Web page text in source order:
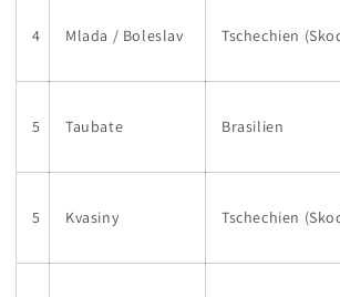
4 Mlada / Boleslav Tschechien
5 Taubate Brasilien
5 Kvasiny Tschechien